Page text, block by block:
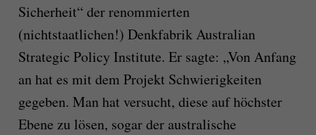
Sicherheit“ der renommierten
(nichtstaatlichen!) Denkfabrik Australian
Strategic Policy Institute. Er sagte: „Von Anfang
an hat es mit dem Projekt Schwierigkeiten
gegeben. Man hat versucht, diese auf höchster
Ebene zu lösen, sogar der australische